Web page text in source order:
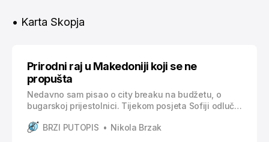
• Karta Skopja
Prirodni raj u Makedoniji koji se ne
propušta
Nedavno sam pisao o city breaku na budžetu, o
bugarskoj prijestolnici. Tijekom posjeta Sofiji odlučio
proveo preko granice, u Skopju i posjetio prirodni raj
BRZI PUTOPIS Nikola Brzak